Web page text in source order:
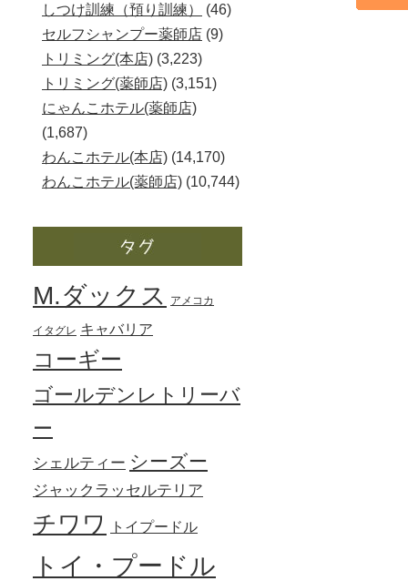
しつけ訓練（預り訓練）
(46)
セルフシャンプー薬師店 (9)
トリミング(本店) (3,223)
トリミング(薬師店) (3,151)
にゃんこホテル(薬師店)
(1,687)
わんこホテル(本店) (14,170)
わんこホテル(薬師店) (10,744)
M.ダックス アメコカ
イタグレ キャバリア
コーギー
ゴールデンレトリーバ
ー
シェルティー シーズー
ジャックラッセルテリア
チワワ トイプードル
トイ・プードル